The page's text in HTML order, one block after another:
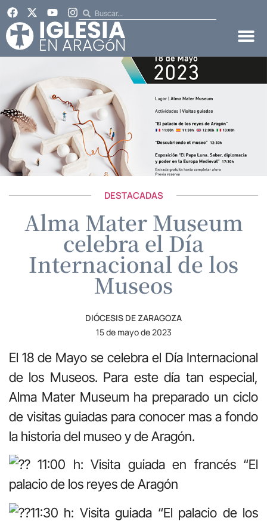
DESTACADAS
Alma Mater Museum
celebra el Día
Internacional de los
Museos
DIÓCESIS DE ZARAGOZA
15 de mayo de 2023
El 18 de Mayo se celebra el Día Internacional
de los Museos. Para este día tan especial,
Alma Mater Museum ha preparado un ciclo
de visitas guiadas para conocer mas a fondo
la historia del museo y de Aragón.
11:00 h: Visita guiada en francés “El
palacio de los reyes de Aragón
11:30 h: Visita guiada “El palacio de los